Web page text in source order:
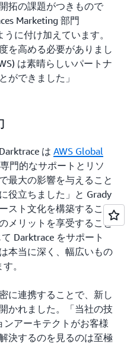
拓の課題がつきもので
Marketing 部門
に付け加えています。
を高める必要がありまし
は素晴らしいパートナ
ができました」
は AWS Global
門的なサポートとリソ
最大の影響を与えること
役立ちました」と Grady
スト文化を構築すること
メリットを享受すること
Darktrace をサポート
本当に深く、幅広いもの
。
に連携することで、新し
かれました。「当社の技
ンアーキテクトがお客様
決するのを見るのは至極